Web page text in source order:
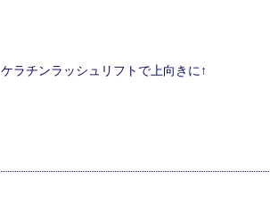
ケラチンラッシュリフトで上向きに↑